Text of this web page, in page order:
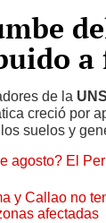
de la
creció por
suelos y
agosto? El
y Callao no
afectadas